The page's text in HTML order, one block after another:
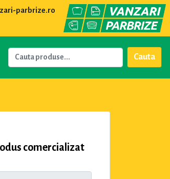
parbrize.ro
Cauta
comercializat